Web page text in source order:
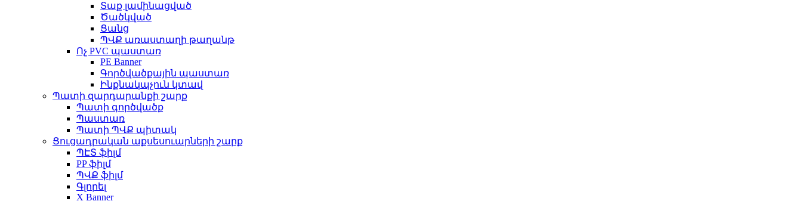
Տաք լամինացված
Ծածկված
Ցանց
ՊՎՔ առաստաղի թաղանթ
Ոչ PVC պաստառ
PE Banner
Գործվածքային պաստառ
Ինքնակպչուն կտավ
Պատի զարդարանքի շարք
Պատի գործվածք
Պաստառ
Պատի ՊՎՔ պիտակ
Ցուցադրական աքսեսուարների շարք
ՊԷՏ ֆիլմ
PP ֆիլմ
ՊՎՔ ֆիլմ
Գլորել
X Banner